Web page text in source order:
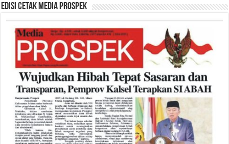
Edisi Cetak Media Prospek